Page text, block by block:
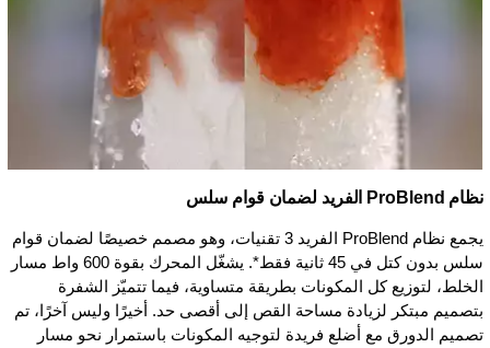
نظام ProBlend الفريد لضمان قوام سلس
يجمع نظام ProBlend الفريد 3 تقنيات، وهو مصمم خصيصًا لضمان قوام
سلس بدون كتل في 45 ثانية فقط*. يشغّل المحرك بقوة 600 واط مسار
الخلط، لتوزيع كل المكونات بطريقة متساوية، فيما تتميّز الشفرة
بتصميم مبتكر لزيادة مساحة القص إلى أقصى حد. أخيرًا وليس آخرًا، تم
تصميم الدورق مع أضلع فريدة لتوجيه المكونات باستمرار نحو مسار